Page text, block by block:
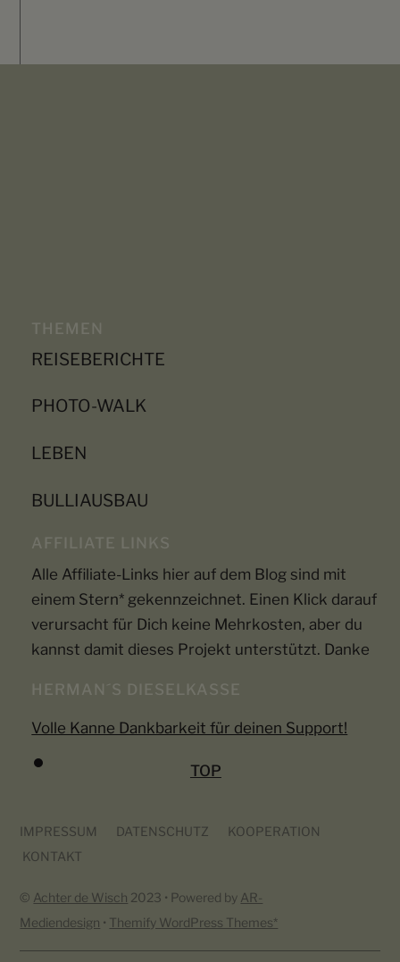
THEMEN
REISEBERICHTE
PHOTO-WALK
LEBEN
BULLIAUSBAU
AFFILIATE LINKS
Alle Affiliate-Links hier auf dem Blog sind mit
einem Stern* gekennzeichnet. Einen Klick darauf
verursacht für Dich keine Mehrkosten, aber du
kannst damit dieses Projekt unterstützt. Danke
HERMAN´S DIESELKASSE
Volle Kanne Dankbarkeit für deinen Support!
TOP
IMPRESSUM DATENSCHUTZ
KOOPERATION
KONTAKT
© Achter de Wisch 2023 • Powered by AR-
Mediendesign • Themify WordPress Themes*